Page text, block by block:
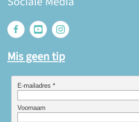
Mis geen tip